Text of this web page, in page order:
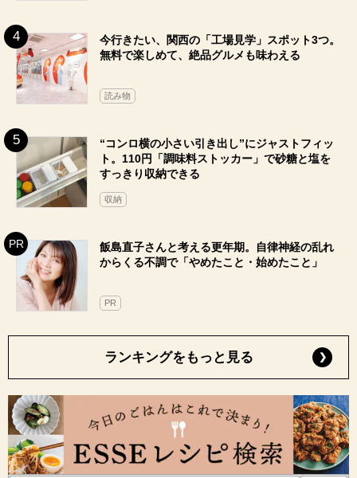
今行きたい、関西の「工場見学」スポット3つ。
無料で楽しめて、絶品グルメも味わえる
読み物
“コンロ横の小さい引き出し”にジャストフィッ
ト。110円「調味料ストッカー」で砂糖と塩を
すっきり収納できる
収納
飯島直子さんと考える更年期。自律神経の乱れ
からくる不調で「やめたこと・始めたこと」
PR
ランキングをもっと見る